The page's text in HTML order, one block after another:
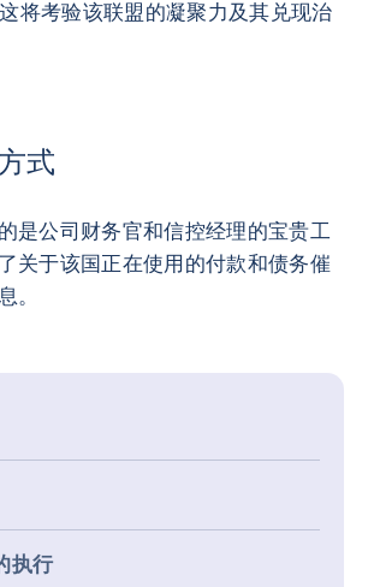
将考验该联盟的凝聚力及其兑现治
式
是公司财务官和信控经理的宝贵工
关于该国正在使用的付款和债务催
。
执行